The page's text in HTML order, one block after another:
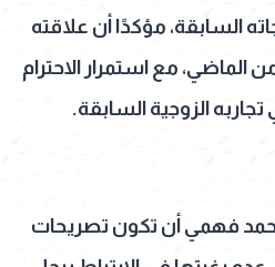
السابقة، مؤكدًا أن علاقته
مع استمرار الاحترام
الزوجية السابقة.
فهمي أن تكون تصريحات